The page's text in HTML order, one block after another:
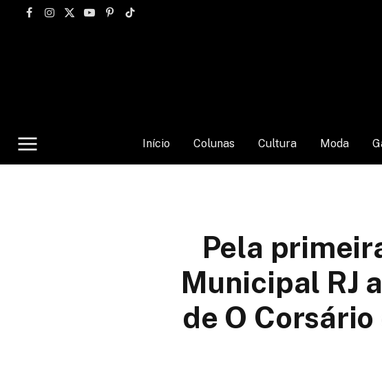
Facebook
Instagram
X
YouTubePinterest
TikTok
Início Colunas Cultura Moda
Pela
Municipal RJ
de O